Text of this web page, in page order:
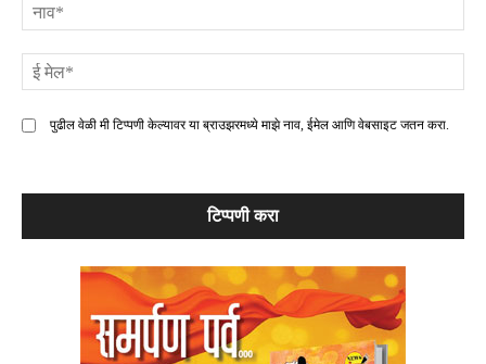
पुढील वेळी मी टिप्पणी केल्यावर या ब्राउझरमध्ये माझे नाव, ईमेल आणि वेबसाइट जतन करा.